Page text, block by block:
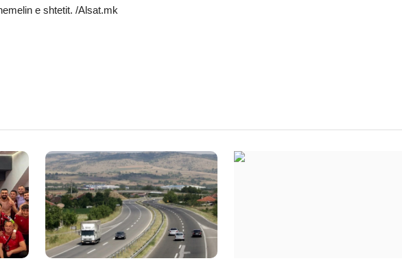
e shtetit. /Alsat.mk